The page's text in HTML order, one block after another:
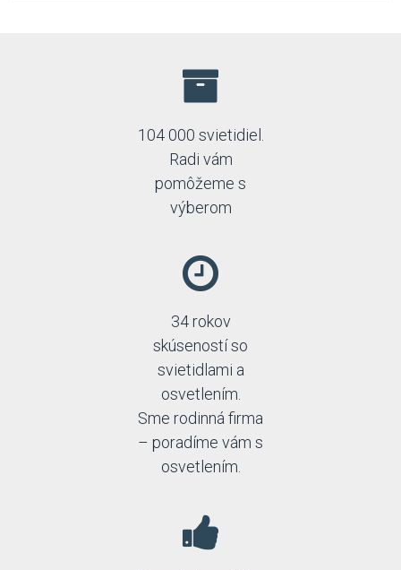
104 000 svietidiel.
Radi vám
pomôžeme s
výberom
34 rokov
skúseností so
svietidlami a
osvetlením.
Sme rodinná firma
– poradíme vám s
osvetlením.